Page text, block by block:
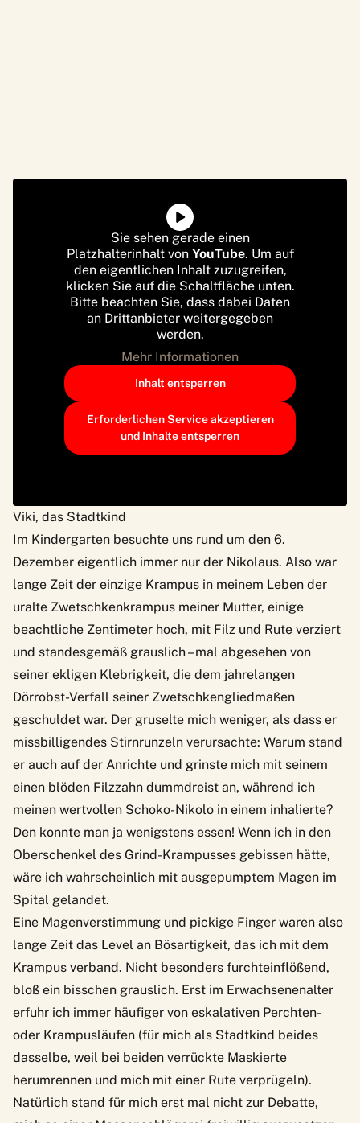
Sie sehen gerade einen
Platzhalterinhalt von YouTube. Um auf
den eigentlichen Inhalt zuzugreifen,
klicken Sie auf die Schaltfläche unten.
Bitte beachten Sie, dass dabei Daten
an Drittanbieter weitergegeben
werden.
Mehr Informationen
Inhalt entsperren
Erforderlichen Service akzeptieren
und Inhalte entsperren
Viki, das Stadtkind
Im Kindergarten besuchte uns rund um den 6.
Dezember eigentlich immer nur der Nikolaus. Also war
lange Zeit der einzige Krampus in meinem Leben der
uralte Zwetschkenkrampus meiner Mutter, einige
beachtliche Zentimeter hoch, mit Filz und Rute verziert
und standesgemäß grauslich – mal abgesehen von
seiner ekligen Klebrigkeit, die dem jahrelangen
Dörrobst-Verfall seiner Zwetschkengliedmaßen
geschuldet war. Der gruselte mich weniger, als dass er
missbilligendes Stirnrunzeln verursachte: Warum stand
er auch auf der Anrichte und grinste mich mit seinem
einen blöden Filzzahn dummdreist an, während ich
meinen wertvollen Schoko-Nikolo in einem inhalierte?
Den konnte man ja wenigstens essen! Wenn ich in den
Oberschenkel des Grind-Krampusses gebissen hätte,
wäre ich wahrscheinlich mit ausgepumptem Magen im
Spital gelandet.
Eine Magenverstimmung und pickige Finger waren also
lange Zeit das Level an Bösartigkeit, das ich mit dem
Krampus verband. Nicht besonders furchteinflößend,
bloß ein bisschen grauslich. Erst im Erwachsenenalter
erfuhr ich immer häufiger von eskalativen Perchten-
oder Krampusläufen (für mich als Stadtkind beides
dasselbe, weil bei beiden verrückte Maskierte
herumrennen und mich mit einer Rute verprügeln).
Natürlich stand für mich erst mal nicht zur Debatte,